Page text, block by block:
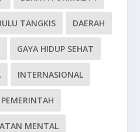
TANGKIS DAERAH
GAYA HIDUP SEHAT
INTERNASIONAL
MENTAL